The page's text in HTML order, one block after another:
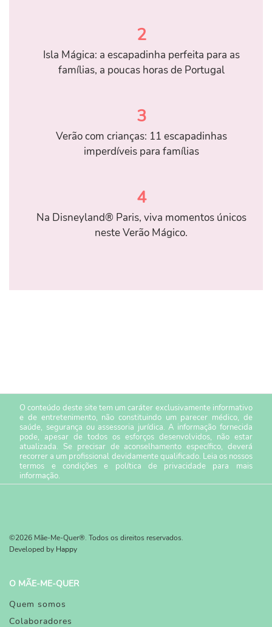
2
Isla Mágica: a escapadinha perfeita para as
famílias, a poucas horas de Portugal
3
Verão com crianças: 11 escapadinhas
imperdíveis para famílias
4
Na Disneyland® Paris, viva momentos únicos
neste Verão Mágico.
O conteúdo deste site tem um caráter exclusivamente informativo
e de entretenimento, não constituindo um parecer médico, de
saúde, segurança ou assessoria jurídica. A informação fornecida
pode, apesar de todos os esforços desenvolvidos, não estar
atualizada. Se precisar de aconselhamento específico, deverá
recorrer a um profissional devidamente qualificado. Leia os nossos
termos e condiçõese política de privacidade para mais
informação.
©2026 Mãe-Me-Quer®. Todos os direitos reservados.
Developed by Happy
O MÃE-ME-QUER
Quem somos
Colaboradores